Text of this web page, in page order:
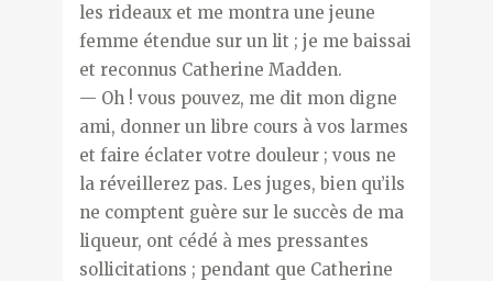
les rideaux et me montra une jeune
femme étendue sur un lit ; je me baissai
et reconnus Catherine Madden.
— Oh ! vous pouvez, me dit mon digne
ami, donner un libre cours à vos larmes
et faire éclater votre douleur ; vous ne
la réveillerez pas. Les juges, bien qu’ils
ne comptent guère sur le succès de ma
liqueur, ont cédé à mes pressantes
sollicitations ; pendant que Catherine